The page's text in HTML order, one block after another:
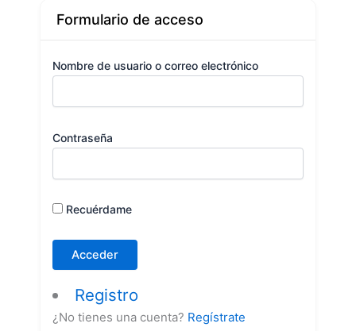
Formulario de acceso
Nombre de usuario o correo electrónico
Contraseña
Recuérdame
Registro
¿No tienes una cuenta? Regístrate